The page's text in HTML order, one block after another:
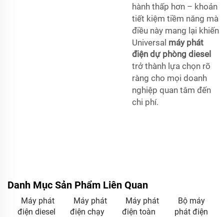
hành thấp hơn – khoản
tiết kiệm tiềm năng mà
điều này mang lại khiến
Universal máy phát
điện dự phòng diesel
trở thành lựa chọn rõ
ràng cho mọi doanh
nghiệp quan tâm đến
chi phí.
Danh Mục Sản Phẩm Liên Quan
Máy phát
điện diesel
Máy phát
điện chạy
Máy phát
điện toàn
Bộ máy
phát điện